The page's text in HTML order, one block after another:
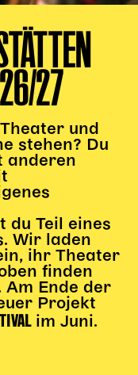
27
und
stehen? Du
anderen
du Teil eines
Wir laden
ihr Theater
finden
Ende der
Projekt
im Juni.